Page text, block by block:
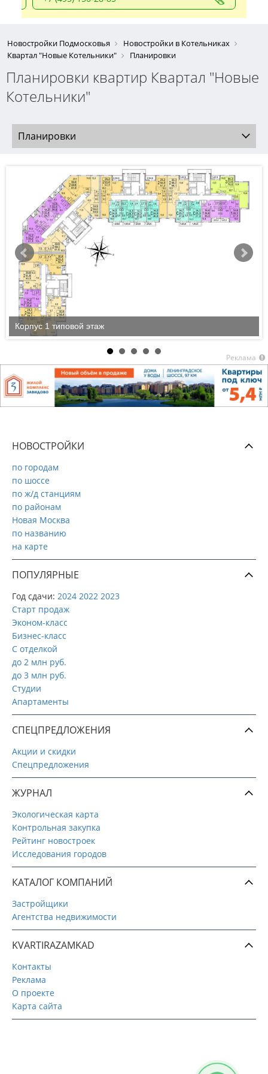
Новостройки Подмосковья
Новостройки в Котельниках
Квартал "Новые Котельники"
Планировки
Планировки квартир Квартал "Новые
Котельники"
Планировки
Корпус 1 типовой этаж
Реклама
НОВОСТРОЙКИ
по городам
по шоссе
по ж/д станциям
по районам
Новая Москва
по названию
на карте
ПОПУЛЯРНЫЕ
Год сдачи: 2024 2022 2023
Старт продаж
Эконом-класс
Бизнес-класс
С отделкой
до 2 млн руб.
до 3 млн руб.
Студии
Апартаменты
СПЕЦПРЕДЛОЖЕНИЯ
Акции и скидки
Спецпредложения
ЖУРНАЛ
Экологическая карта
Контрольная закупка
Рейтинг новостроек
Исследования городов
КАТАЛОГ КОМПАНИЙ
Застройщики
Агентства недвижимости
KVARTIRAZAMKAD
Контакты
Реклама
О проекте
Карта сайта